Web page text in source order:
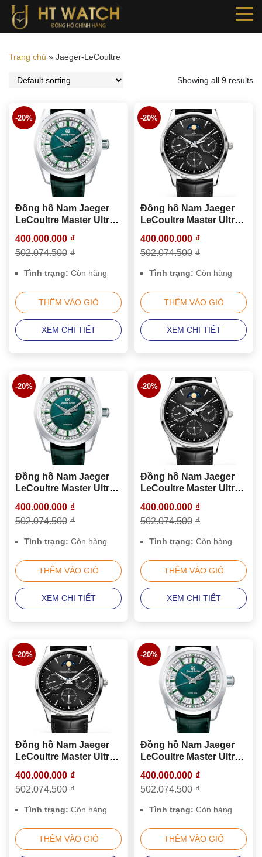
Trang chủ » Jaeger-LeCoultre
Showing all 9 results
Đồng hồ Nam Jaeger
LeCoultre Master Ultra
Calendar Q1308470
400.000.000 ₫
502.074.500 ₫
Tình trạng: Còn hàng
THÊM VÀO GIỎ
-20%
XEM CHI TIẾT
Đồng hồ Nam Jaeger
LeCoultre Master Ultra
Calendar Q1308470
400.000.000 ₫
502.074.500 ₫
Tình trạng: Còn hàng
THÊM VÀO GIỎ
-20%
XEM CHI TIẾT
Đồng hồ Nam Jaeger
LeCoultre Master Ultra
Calendar Q1308470
400.000.000 ₫
502.074.500 ₫
Tình trạng: Còn hàng
THÊM VÀO GIỎ
-20%
XEM CHI TIẾT
Đồng hồ Nam Jaeger
LeCoultre Master Ultra
Calendar Q1308470
400.000.000 ₫
502.074.500 ₫
Tình trạng: Còn hàng
THÊM VÀO GIỎ
-20%
XEM CHI TIẾT
Đồng hồ Nam Jaeger
LeCoultre Master Ultra
Calendar Q1308470
400.000.000 ₫
502.074.500 ₫
Tình trạng: Còn hàng
THÊM VÀO GIỎ
-20%
Đồng hồ Nam Jaeger
LeCoultre Master Ultra
Calendar Q1308470
400.000.000 ₫
502.074.500 ₫
Tình trạng: Còn hàng
THÊM VÀO GIỎ
-20%